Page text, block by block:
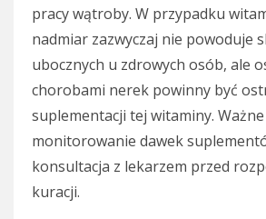
pracy wątroby. W przypadku
nadmiar zazwyczaj nie powoduje
ubocznych u zdrowych osób, ale
chorobami nerek powinny być
suplementacji tej witaminy.
monitorowanie dawek
konsultacja z lekarzem przed
kuracji.